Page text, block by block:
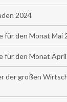
2024
für den Monat Mai
für den Monat
der großen